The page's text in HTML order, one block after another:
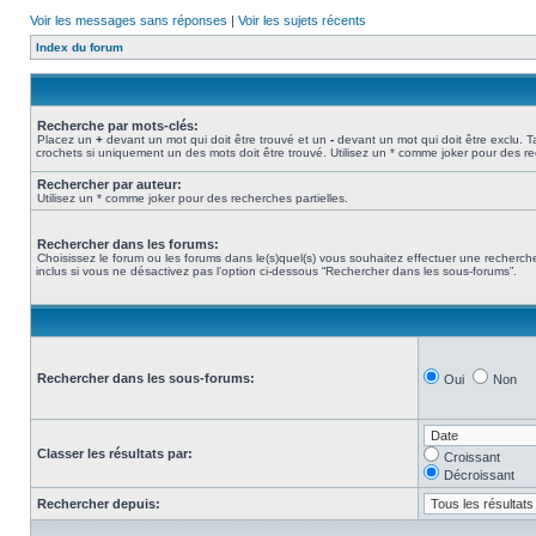
Voir les messages sans réponses | Voir les sujets récents
Index du forum
Recherche par mots-clés:
Placez un + devant un mot qui doit être trouvé et un - devant un mot qui doit être exclu.
crochets si uniquement un des mots doit être trouvé. Utilisez un * comme joker pour des
Rechercher par auteur:
Utilisez un * comme joker pour des recherches partielles.
Rechercher dans les forums:
Choisissez le forum ou les forums dans le(s)quel(s) vous souhaitez effectuer une
inclus si vous ne désactivez pas l’option ci-dessous “Rechercher dans les sous-forums”.
Rechercher dans les sous-forums: Oui Non
Classer les résultats par:
Croissant
Décroissant
Rechercher depuis: